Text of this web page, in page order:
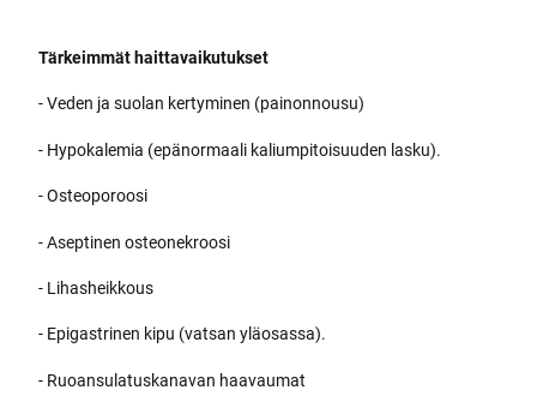
Tärkeimmät haittavaikutukset
- Veden ja suolan kertyminen (painonnousu)
- Hypokalemia (epänormaali kaliumpitoisuuden lasku).
- Osteoporoosi
- Aseptinen osteonekroosi
- Lihasheikkous
- Epigastrinen kipu (vatsan yläosassa).
- Ruoansulatuskanavan haavaumat